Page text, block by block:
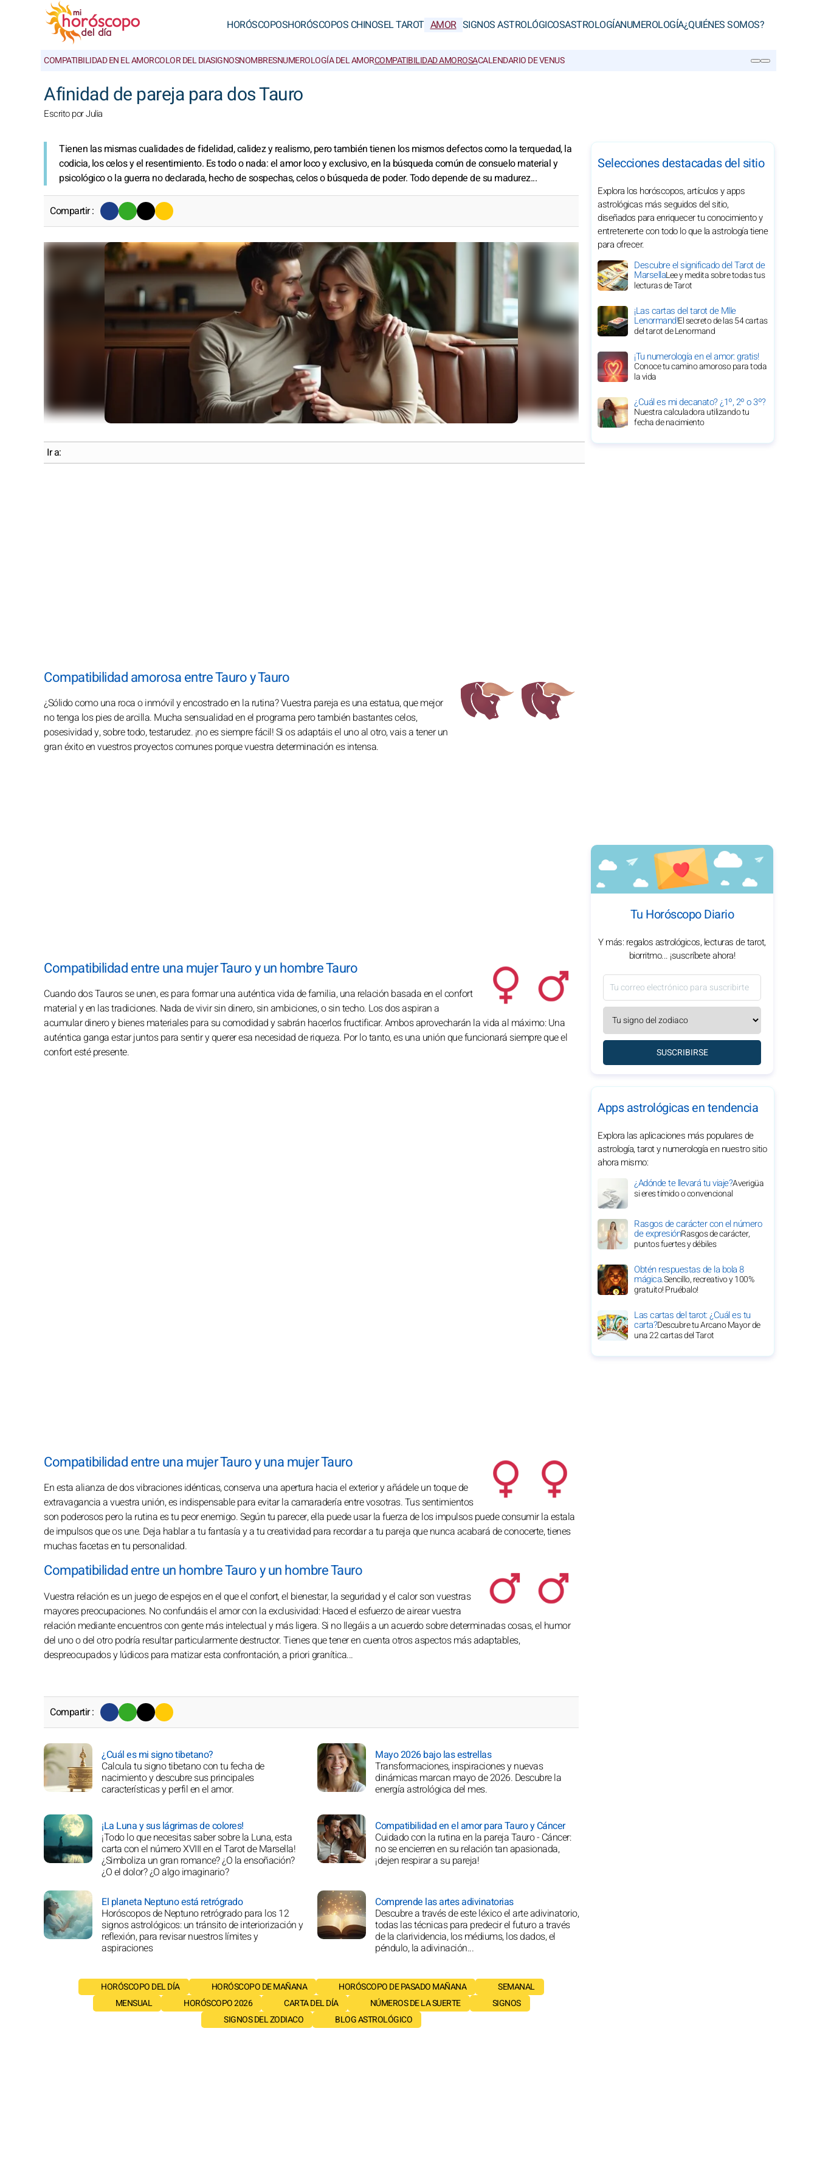
HORÓSCOPOSHORÓSCOPOS CHINOSEL TAROT AMOR SIGNOS ASTROLÓGICOSASTROLOGÍANUMEROLOGÍA¿QUIÉNES SOMOS?
COMPATIBILIDAD EN EL AMORCOLOR DEL DIASIGNOSNOMBRESNUMEROLOGÍA DEL AMORCOMPATIBILIDAD AMOROSACALENDARIO DE VENUS
Afinidad de pareja para dos Tauro
Escrito por Julia
Tienen las mismas cualidades de fidelidad, calidez y realismo, pero también tienen los mismos defectos como la terquedad, la
codicia, los celos y el resentimiento. Es todo o nada: el amor loco y exclusivo, en la búsqueda común de consuelo material y
psicológico o la guerra no declarada, hecho de sospechas, celos o búsqueda de poder. Todo depende de su madurez...
Compartir :
Ir a:
Compatibilidad amorosa entre Tauro y Tauro
¿Sólido como una roca o inmóvil y encostrado en la rutina? Vuestra pareja es una estatua, que mejor
no tenga los pies de arcilla. Mucha sensualidad en el programa pero también bastantes celos,
posesividad y, sobre todo, testarudez. ¡no es siempre fácil! Si os adaptáis el uno al otro, vais a tener un
gran éxito en vuestros proyectos comunes porque vuestra determinación es intensa.
Compatibilidad entre una mujer Tauro y un hombre Tauro
Cuando dos Tauros se unen, es para formar una auténtica vida de familia, una relación basada en el confort
material y en las tradiciones. Nada de vivir sin dinero, sin ambiciones, o sin techo. Los dos aspiran a
acumular dinero y bienes materiales para su comodidad y sabrán hacerlos fructificar. Ambos aprovecharán la vida al máximo: Una
auténtica ganga estar juntos para sentir y querer esa necesidad de riqueza. Por lo tanto, es una unión que funcionará siempre que el
confort esté presente.
Compatibilidad entre una mujer Tauro y una mujer Tauro
En esta alianza de dos vibraciones idénticas, conserva una apertura hacia el exterior y añádele un toque de
extravagancia a vuestra unión, es indispensable para evitar la camaradería entre vosotras. Tus sentimientos
son poderosos pero la rutina es tu peor enemigo. Según tu parecer, ella puede usar la fuerza de los impulsos puede consumir la estala
de impulsos que os une. Deja hablar a tu fantasía y a tu creatividad para recordar a tu pareja que nunca acabará de conocerte, tienes
muchas facetas en tu personalidad.
Compatibilidad entre un hombre Tauro y un hombre Tauro
Vuestra relación es un juego de espejos en el que el confort, el bienestar, la seguridad y el calor son vuestras
mayores preocupaciones. No confundáis el amor con la exclusividad: Haced el esfuerzo de airear vuestra
relación mediante encuentros con gente más intelectual y más ligera. Si no llegáis a un acuerdo sobre determinadas cosas, el humor
del uno o del otro podría resultar particularmente destructor. Tienes que tener en cuenta otros aspectos más adaptables,
despreocupados y lúdicos para matizar esta confrontación, a priori granítica...
Compartir :
¿Cuál es mi signo tibetano?
Calcula tu signo tibetano con tu fecha de
nacimiento y descubre sus principales
características y perfil en el amor.
Mayo 2026 bajo las estrellas
Transformaciones, inspiraciones y nuevas
dinámicas marcan mayo de 2026. Descubre la
energía astrológica del mes.
¡La Luna y sus lágrimas de colores!
¡Todo lo que necesitas saber sobre la Luna, esta
carta con el número XVIII en el Tarot de Marsella!
¿Simboliza un gran romance? ¿O la ensoñación?
¿O el dolor? ¿O algo imaginario?
Compatibilidad en el amor para Tauro y Cáncer
Cuidado con la rutina en la pareja Tauro - Cáncer:
no se encierren en su relación tan apasionada,
¡dejen respirar a su pareja!
El planeta Neptuno está retrógrado
Horóscopos de Neptuno retrógrado para los 12
signos astrológicos: un tránsito de interiorización y
reflexión, para revisar nuestros límites y
aspiraciones
Comprende las artes adivinatorias
Descubre a través de este léxico el arte adivinatorio,
todas las técnicas para predecir el futuro a través
de la clarividencia, los médiums, los dados, el
péndulo, la adivinación...
HORÓSCOPO DEL DÍA HORÓSCOPO DE MAÑANA HORÓSCOPO DE PASADO MAÑANA
SEMANAL
MENSUAL
HORÓSCOPO 2026 CARTA DEL DÍA NÚMEROS DE LA SUERTE
SIGNOS
SIGNOS DEL ZODIACO
BLOG ASTROLÓGICO
Selecciones destacadas del sitio
Explora los horóscopos, artículos y apps
astrológicas más seguidos del sitio,
diseñados para enriquecer tu conocimiento y
entretenerte con todo lo que la astrología tiene
para ofrecer.
Descubre el significado del Tarot de
MarsellaLee y medita sobre todas tus
lecturas de Tarot
¡Las cartas del tarot de Mlle
Lenormand!El secreto de las 54 cartas
del tarot de Lenormand
¡Tu numerología en el amor: gratis!
Conoce tu camino amoroso para toda
la vida
¿Cuál es mi decanato? ¿1º, 2º o 3º?
Nuestra calculadora utilizando tu
fecha de nacimiento
Tu Horóscopo Diario
Y más: regalos astrológicos, lecturas de tarot,
biorritmo... ¡suscríbete ahora!
SUSCRIBIRSE
Apps astrológicas en tendencia
Explora las aplicaciones más populares de
astrología, tarot y numerología en nuestro sitio
ahora mismo:
¿Adónde te llevará tu viaje?Averigüa
si eres tímido o convencional
Rasgos de carácter con el número
de expresiónRasgos de carácter,
puntos fuertes y débiles
Obtén respuestas de la bola 8
mágica.Sencillo, recreativo y 100%
gratuito! Pruébalo!
Las cartas del tarot: ¿Cuál es tu
carta?Descubre tu Arcano Mayor de
una 22 cartas del Tarot